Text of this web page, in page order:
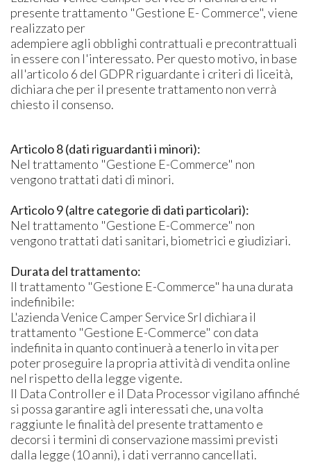
presente trattamento "Gestione E- Commerce", viene
realizzato per
adempiere agli obblighi contrattuali e precontrattuali
in essere con l'interessato. Per questo motivo, in base
all'articolo 6 del GDPR riguardante i criteri di liceità,
dichiara che per il presente trattamento non verrà
chiesto il consenso.
Articolo 8 (dati riguardanti i minori):
Nel trattamento "Gestione E-Commerce" non
vengono trattati dati di minori.
Articolo 9 (altre categorie di dati particolari):
Nel trattamento "Gestione E-Commerce" non
vengono trattati dati sanitari, biometrici e giudiziari.
Durata del trattamento:
Il trattamento "Gestione E-Commerce" ha una durata
indefinibile:
L'azienda Venice Camper Service Srl dichiara il
trattamento "Gestione E-Commerce" con data
indefinita in quanto continuerà a tenerlo in vita per
poter proseguire la propria attività di vendita online
nel rispetto della legge vigente.
Il Data Controller e il Data Processor vigilano affinché
si possa garantire agli interessati che, una volta
raggiunte le finalità del presente trattamento e
decorsi i termini di conservazione massimi previsti
dalla legge (10 anni), i dati verranno cancellati.